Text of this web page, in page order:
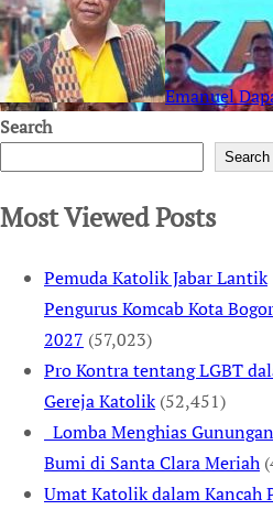
Emanuel
Search
Search
Most Viewed Posts
Pemuda Katolik Jabar Lantik
Pengurus Komcab Kota
2027 (57,023)
Pro Kontra tentang LGBT
Gereja Katolik (52,451)
Lomba Menghias
Bumi di Santa Clara Meriah
Umat Katolik dalam Kancah